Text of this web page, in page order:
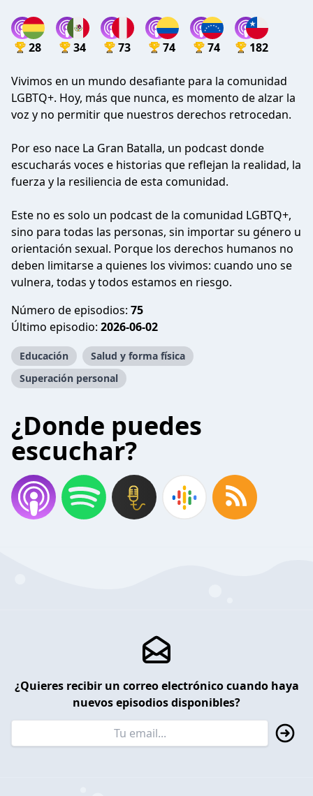
28 34 73 74 74 182
Vivimos en un mundo desafiante para la comunidad
LGBTQ+. Hoy, más que nunca, es momento de alzar la
voz y no permitir que nuestros derechos retrocedan.
Por eso nace La Gran Batalla, un podcast donde
escucharás voces e historias que reflejan la realidad, la
fuerza y la resiliencia de esta comunidad.
Este no es solo un podcast de la comunidad LGBTQ+,
sino para todas las personas, sin importar su género u
orientación sexual. Porque los derechos humanos no
deben limitarse a quienes los vivimos: cuando uno se
vulnera, todas y todos estamos en riesgo.
Número de episodios: 75
Último episodio: 2026-06-02
Educación
Salud y forma física
Superación personal
¿Donde puedes
escuchar?
¿Quieres recibir un correo electrónico cuando haya
nuevos episodios disponibles?